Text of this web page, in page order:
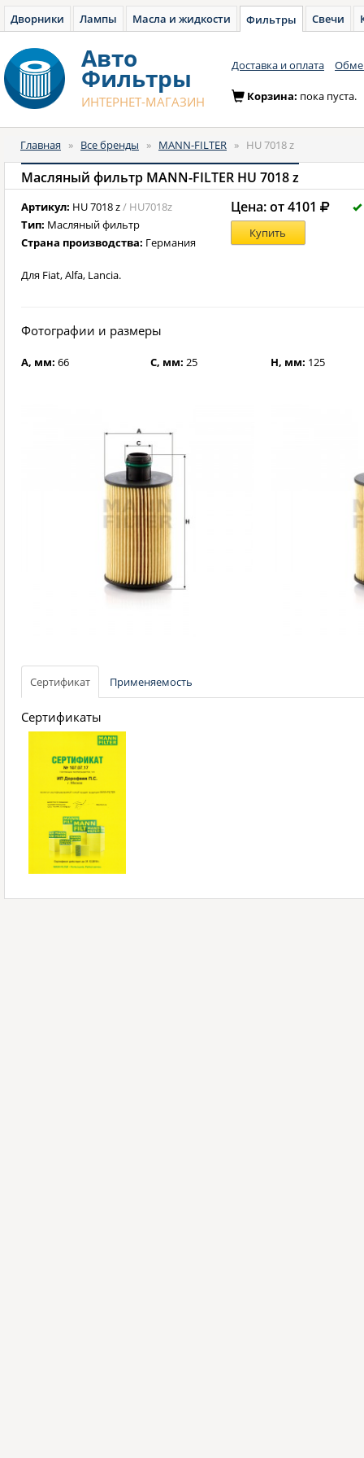
Дворники Лампы Масла и жидкости Фильтры Свечи
Авто
Фильтры
ИНТЕРНЕТ-МАГАЗИН
Доставка и оплата
Корзина: пока пуста.
Главная » Все бренды » MANN-FILTER » HU 7018 z
Масляный фильтр MANN-FILTER HU 7018 z
Артикул: HU 7018 z/ HU7018z
Тип: Масляный фильтр
Страна производства: Германия
Цена: от 4101
Купить
Для Fiat, Alfa, Lancia.
Фотографии и размеры
A, мм: 66 C, мм: 25 H, мм: 125
Сертификат Применяемость
Сертификаты